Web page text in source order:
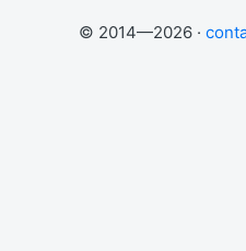
© 2014—2026 ·